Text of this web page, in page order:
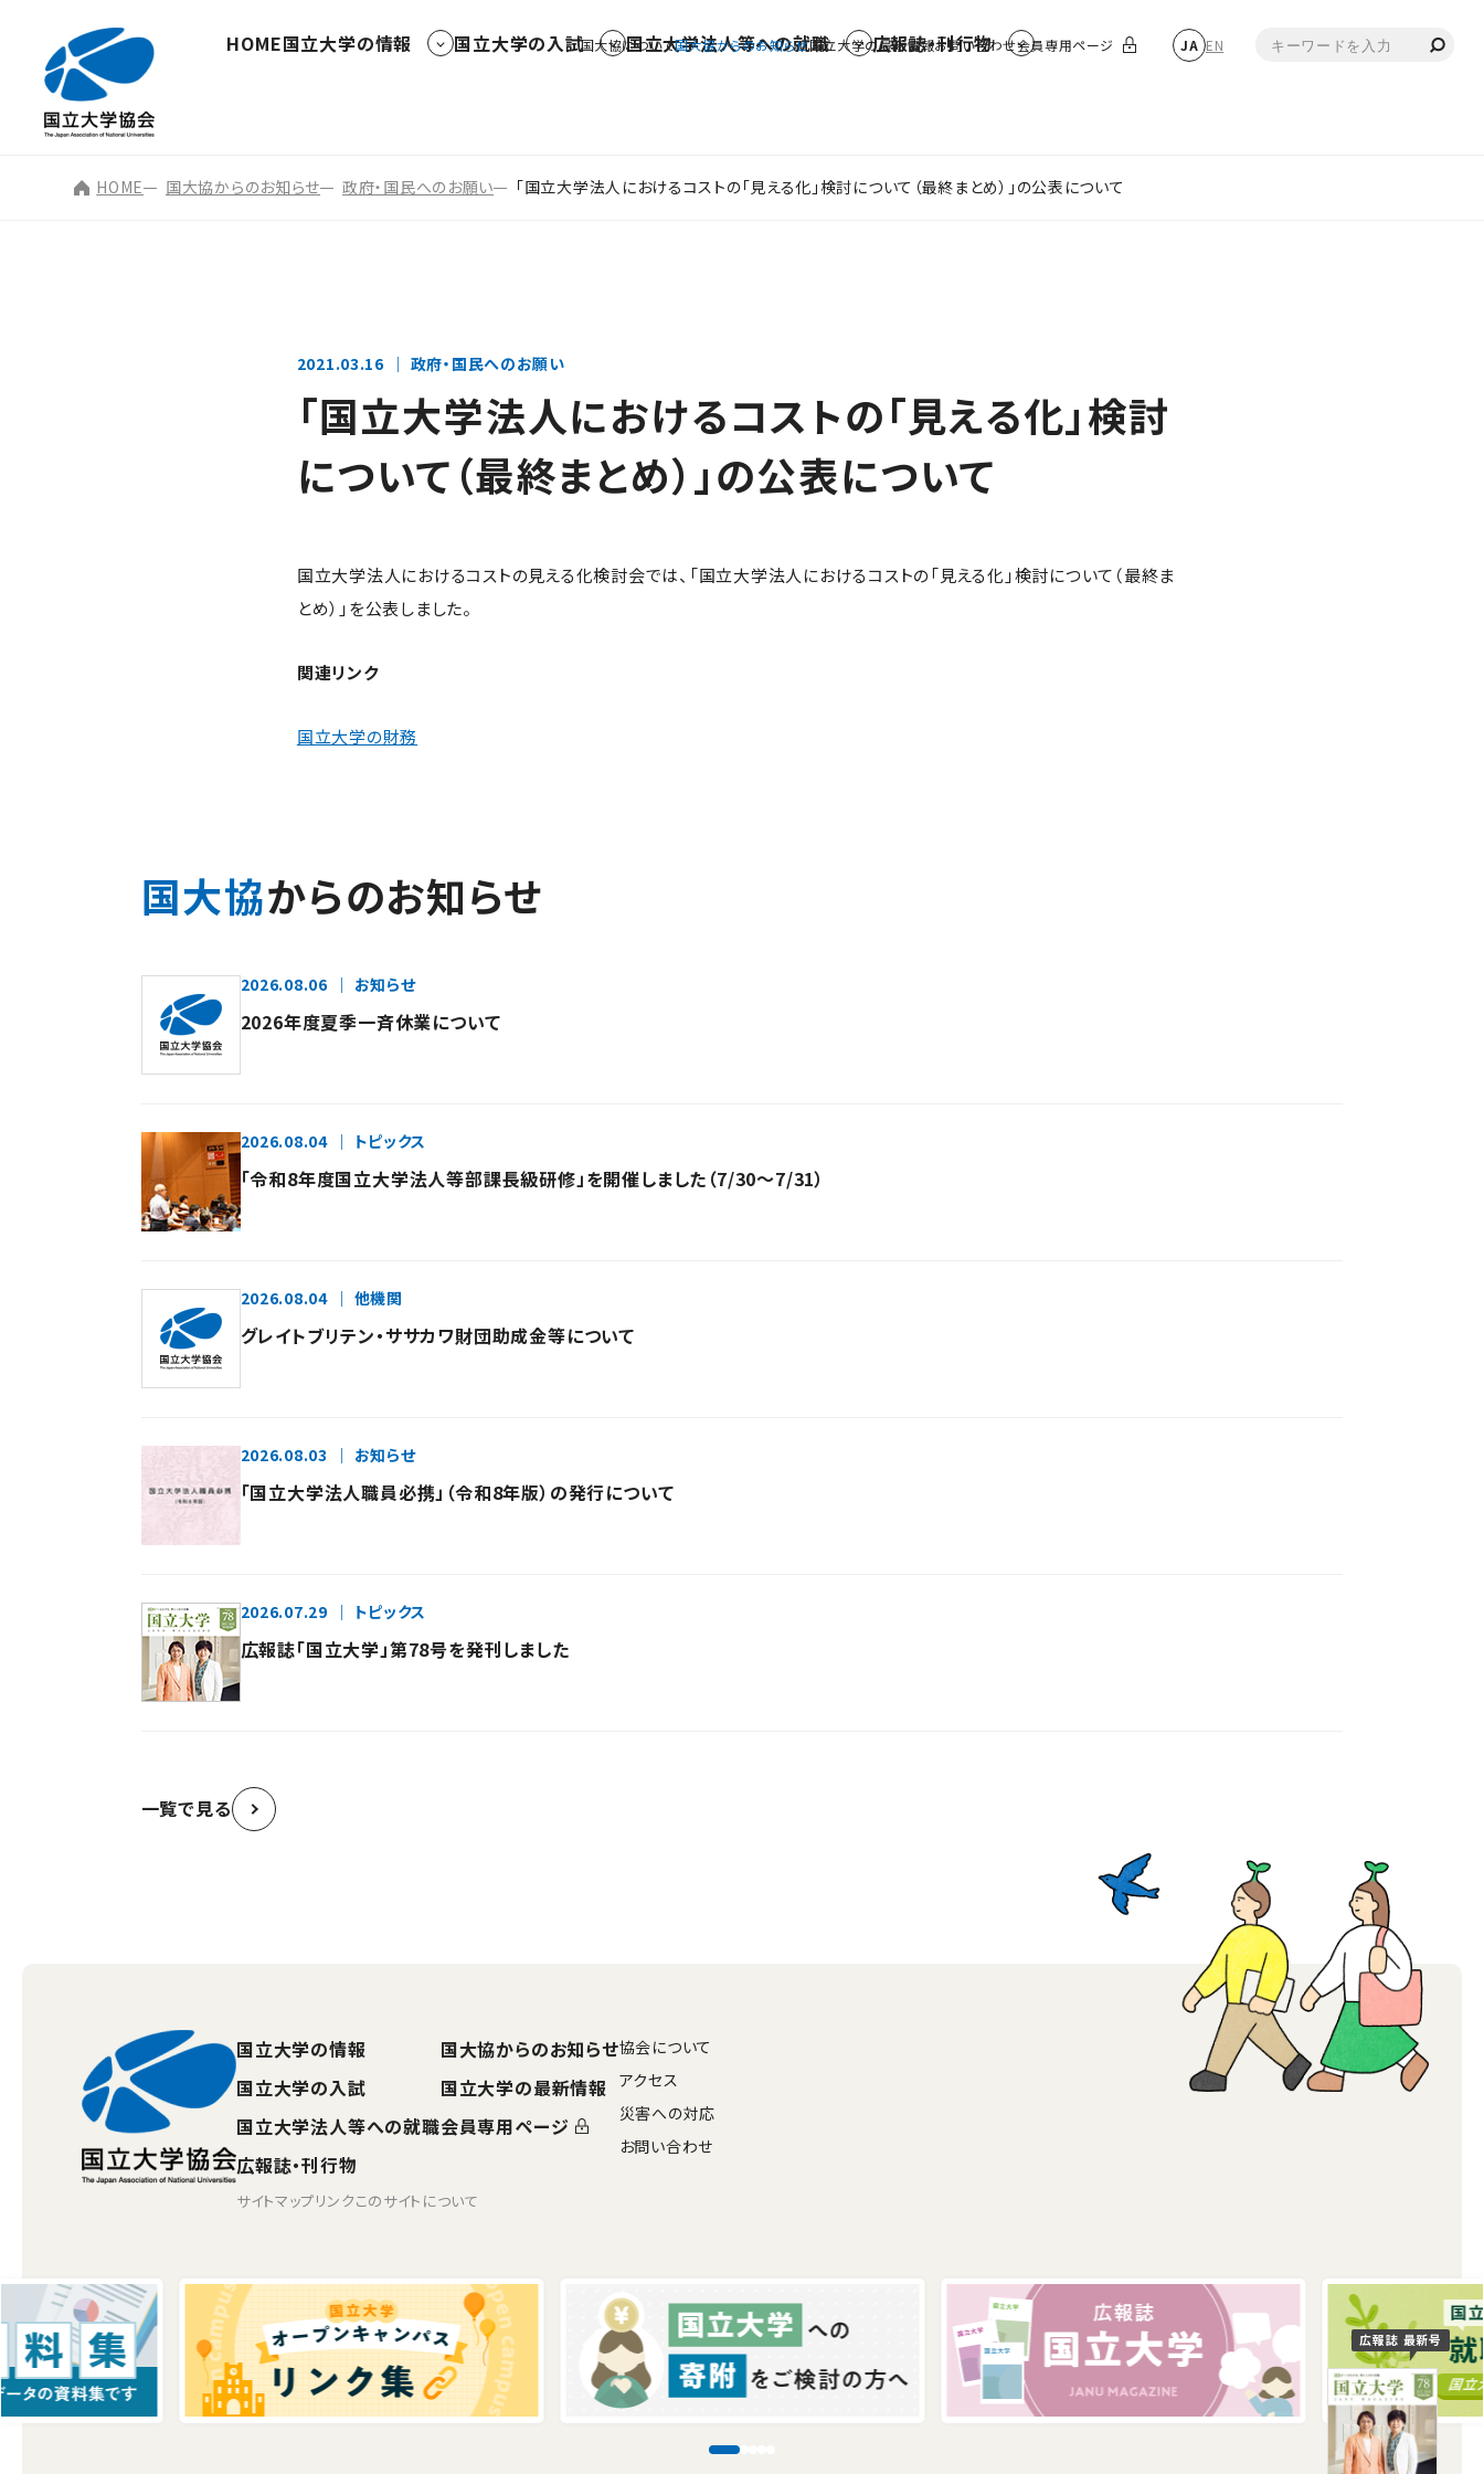
国大協について国大協からのお知らせ国立大学の最新情報お問い合わせ会員専用ページ JA EN
HOME国立大学の情報 国立大学の入試 国立大学法人等への就職 広報誌・刊行物
HOME 国大協からのお知らせ 政府・国民へのお願い 「国立大学法人におけるコストの「見える化」検討について（最終まとめ）」の公表について
2021.03.16 政府・国民へのお願い
「国立大学法人におけるコストの「見える化」検討
について（最終まとめ）」の公表について
国立大学法人におけるコストの見える化検討会では、「国立大学法人におけるコストの「見える化」検討について（最終ま
とめ）」を公表しました。
関連リンク
国立大学の財務
国大協からのお知らせ
2026.08.06 お知らせ
2026年度夏季一斉休業について
2026.08.04 トピックス
「令和8年度国立大学法人等部課長級研修」を開催しました（7/30～7/31）
2026.08.04 他機関
グレイトブリテン・ササカワ財団助成金等について
2026.08.03 お知らせ
「国立大学法人職員必携」（令和8年版）の発行について
2026.07.29 トピックス
広報誌「国立大学」第78号を発刊しました
一覧で見る
広報誌 最新号
国立大学の情報
国立大学の入試
国立大学法人等への就職
広報誌・刊行物
国大協からのお知らせ
国立大学の最新情報
会員専用ページ
協会について
アクセス
災害への対応
お問い合わせ
サイトマップリンクこのサイトについて